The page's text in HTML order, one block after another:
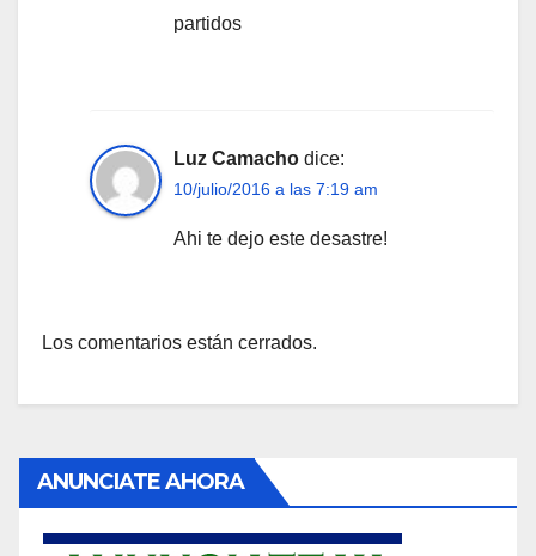
partidos
Luz Camacho dice:
10/julio/2016 a las 7:19 am
Ahi te dejo este desastre!
Los comentarios están cerrados.
ANUNCIATE AHORA